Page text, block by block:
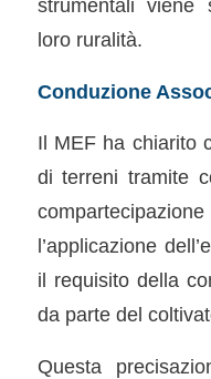
strumentali viene
loro ruralità.
Conduzione
Il MEF ha chiarito
di terreni tramite
l’applicazione
il requisito della
da parte del
Questa